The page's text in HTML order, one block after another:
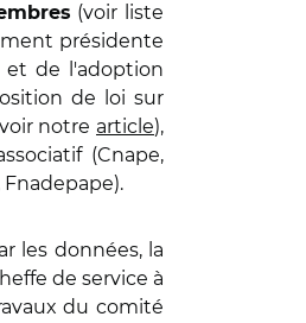
(voir liste
présidente
et de l'adoption
de loi sur
notre article),
(Cnape,
les données, la
de service à
du comité